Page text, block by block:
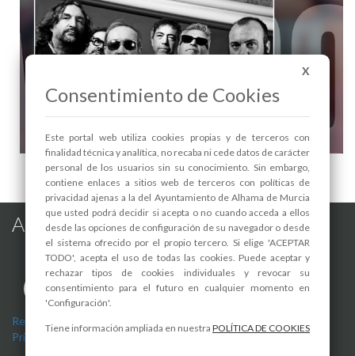
Conciertos de NACHA POP y ALEJO STIVEL - 1
Alhama de Murcia en las Redes
Registro de actividades de tratamiento Aviso Legal
Privacidad
Política de Cookies
X
Consentimiento de Cookies
Este portal web utiliza cookies propias y de terceros con
finalidad técnica y analítica, no recaba ni cede datos de carácter
personal de los usuarios sin su conocimiento. Sin embargo,
contiene enlaces a sitios web de terceros con políticas de
privacidad ajenas a la del Ayuntamiento de Alhama de Murcia
que usted podrá decidir si acepta o no cuando acceda a ellos
desde las opciones de configuración de su navegador o desde
el sistema ofrecido por el propio tercero. Si elige 'ACEPTAR
TODO', acepta el uso de todas las cookies. Puede aceptar y
rechazar tipos de cookies individuales y revocar su
consentimiento para el futuro en cualquier momento en
'Configuración'.
Tiene información ampliada en nuestra POLÍTICA DE COOKIES